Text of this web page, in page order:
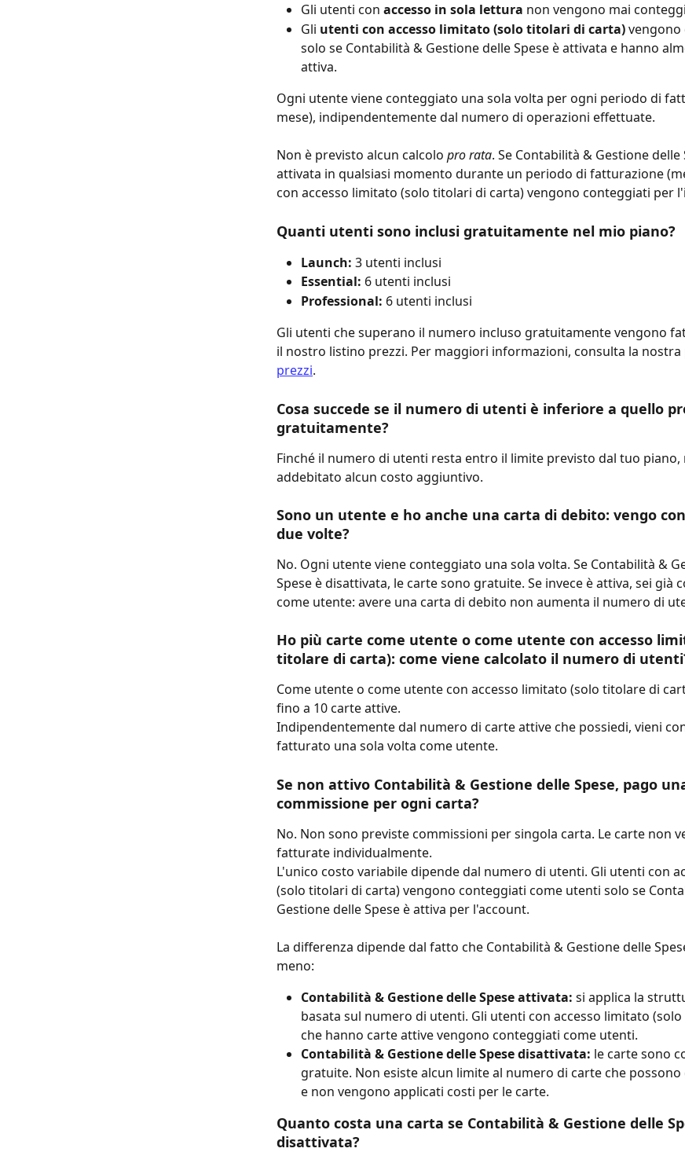
Gli utenti con accesso in sola lettura non vengono mai
Gli utenti con accesso limitato (solo titolari di carta) vengono
solo se Contabilità & Gestione delle Spese è attivata e hanno
attiva.
Ogni utente viene conteggiato una sola volta per ogni periodo di
mese), indipendentemente dal numero di operazioni effettuate.
Non è previsto alcun calcolo pro rata. Se Contabilità & Gestione delle
attivata in qualsiasi momento durante un periodo di fatturazione
con accesso limitato (solo titolari di carta) vengono conteggiati per
Quanti utenti sono inclusi gratuitamente nel mio piano?
Launch: 3 utenti inclusi
Essential: 6 utenti inclusi
Professional: 6 utenti inclusi
Gli utenti che superano il numero incluso gratuitamente vengono
il nostro listino prezzi. Per maggiori informazioni, consulta la nostra
prezzi.
Cosa succede se il numero di utenti è inferiore a quello
gratuitamente?
Finché il numero di utenti resta entro il limite previsto dal tuo piano,
addebitato alcun costo aggiuntivo.
Sono un utente e ho anche una carta di debito: vengo
due volte?
No. Ogni utente viene conteggiato una sola volta. Se Contabilità &
Spese è disattivata, le carte sono gratuite. Se invece è attiva, sei già
come utente: avere una carta di debito non aumenta il numero di
Ho più carte come utente o come utente con accesso
titolare di carta): come viene calcolato il numero di
Come utente o come utente con accesso limitato (solo titolare di
fino a 10 carte attive.
Indipendentemente dal numero di carte attive che possiedi, vieni
fatturato una sola volta come utente.
Se non attivo Contabilità & Gestione delle Spese, pago
commissione per ogni carta?
No. Non sono previste commissioni per singola carta. Le carte non
fatturate individualmente.
L'unico costo variabile dipende dal numero di utenti. Gli utenti con
(solo titolari di carta) vengono conteggiati come utenti solo se
Gestione delle Spese è attiva per l'account.
La differenza dipende dal fatto che Contabilità & Gestione delle
meno:
Contabilità & Gestione delle Spese attivata: si applica la
basata sul numero di utenti. Gli utenti con accesso limitato
che hanno carte attive vengono conteggiati come utenti.
Contabilità & Gestione delle Spese disattivata: le carte sono
gratuite. Non esiste alcun limite al numero di carte che possono
e non vengono applicati costi per le carte.
Quanto costa una carta se Contabilità & Gestione delle
disattivata?